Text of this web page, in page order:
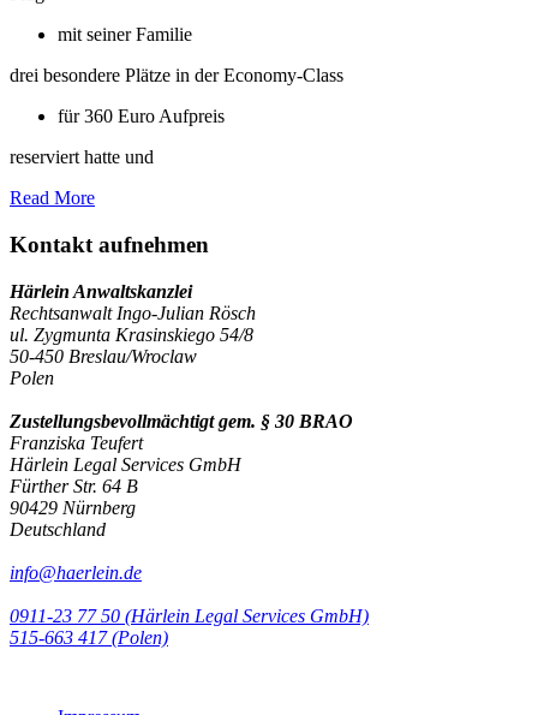
mit seiner Familie
drei besondere Plätze in der Economy-Class
für 360 Euro Aufpreis
reserviert hatte und
Read More
Kontakt aufnehmen
Härlein Anwaltskanzlei
Rechtsanwalt Ingo-Julian Rösch
ul. Zygmunta Krasinskiego 54/8
50-450 Breslau/Wroclaw
Polen
Zustellungsbevollmächtigt gem. § 30 BRAO
Franziska Teufert
Härlein Legal Services GmbH
Fürther Str. 64 B
90429 Nürnberg
Deutschland
info@haerlein.de
0911-23 77 50 (Härlein Legal Services GmbH)
‭515-663 417 (Polen)‬‬‬